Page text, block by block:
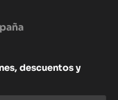
descuentos y